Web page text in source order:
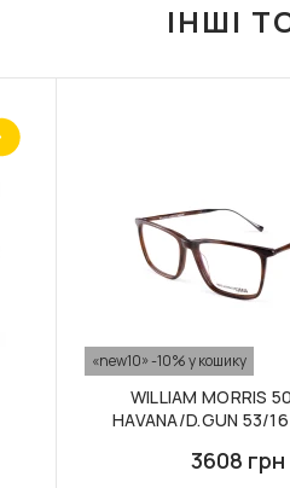
ІНШІ
«new10» -10% у кошику
WILLIAM MORRIS
HAVANA/D.GUN 53/
3608 грн